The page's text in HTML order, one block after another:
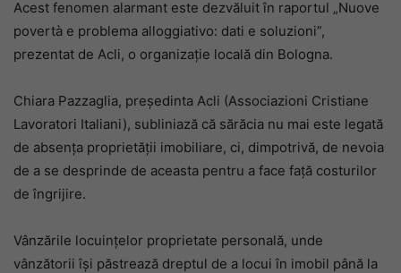
Acest fenomen alarmant este dezvăluit în raportul „Nuove
povertà e problema alloggiativo: dati e soluzioni”,
prezentat de Acli, o organizație locală din Bologna.
Chiara Pazzaglia, președinta Acli (Associazioni Cristiane
Lavoratori Italiani), subliniază că sărăcia nu mai este legată
de absența proprietății imobiliare, ci, dimpotrivă, de nevoia
de a se desprinde de aceasta pentru a face față costurilor
de îngrijire.
Vânzările locuințelor proprietate personală, unde
vânzătorii își păstrează dreptul de a locui în imobil până la